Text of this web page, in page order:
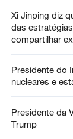
Xi Jinping diz
das
compartilhar
Presidente do
nucleares e
Presidente da
Trump